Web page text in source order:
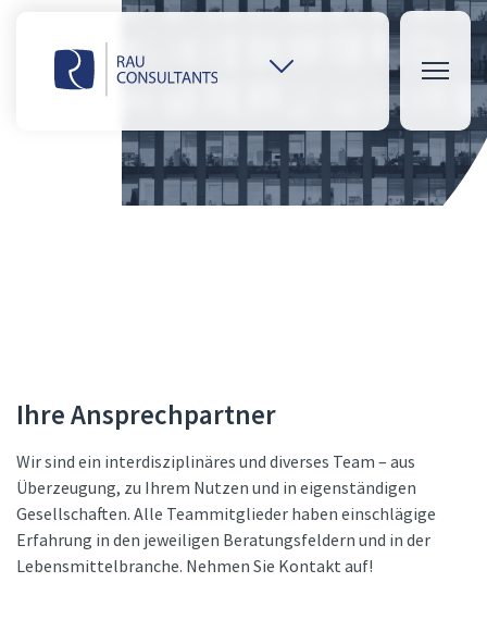
Weitere
Ihre Ansprechpartner
Wir sind ein interdisziplinäres und diverses Team – aus
Überzeugung, zu Ihrem Nutzen und in eigenständigen
Gesellschaften. Alle Teammitglieder haben einschlägige
Erfahrung in den jeweiligen Beratungsfeldern und in der
Lebensmittelbranche. Nehmen Sie Kontakt auf!